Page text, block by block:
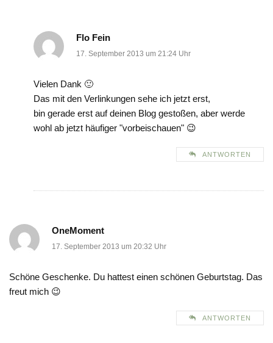
Flo Fein
17. September 2013 um 21:24 Uhr
Vielen Dank 🙂
Das mit den Verlinkungen sehe ich jetzt erst,
bin gerade erst auf deinen Blog gestoßen, aber werde
wohl ab jetzt häufiger "vorbeischauen" 😉
ANTWORTEN
OneMoment
17. September 2013 um 20:32 Uhr
Schöne Geschenke. Du hattest einen schönen Geburtstag. Das
freut mich 😉
ANTWORTEN